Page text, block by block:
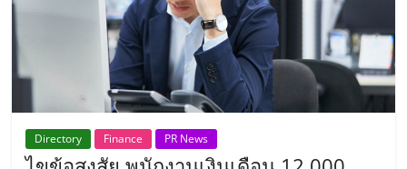
Directory Finance PR News